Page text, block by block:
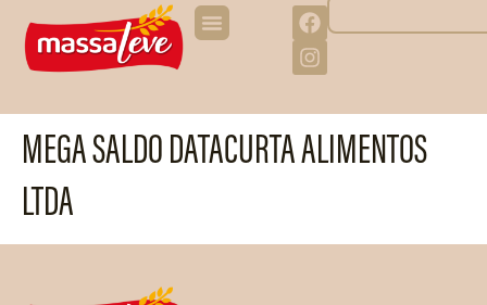
MEGA SALDO DATACURTA ALIMENTOS
LTDA